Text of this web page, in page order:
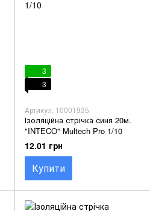
3
3
Артикул: 10001935
Ізоляційна стрічка синя 20м.
"INTECO" Multech Pro 1/10
12.01 грн
Купити